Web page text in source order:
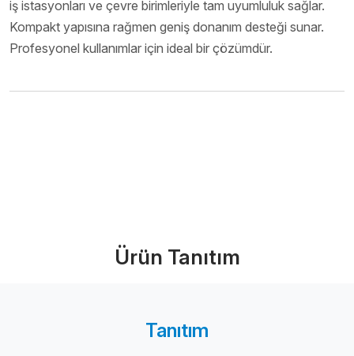
iş istasyonları ve çevre birimleriyle tam uyumluluk sağlar.
Kompakt yapısına rağmen geniş donanım desteği sunar.
Profesyonel kullanımlar için ideal bir çözümdür.
Ürün Tanıtım
Tanıtım